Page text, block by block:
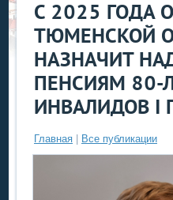
С 2025 ГОДА
ТЮМЕНСКОЙ
НАЗНАЧИТ
ПЕНСИЯМ 80-
ИНВАЛИДОВ I
Главная Все публикации